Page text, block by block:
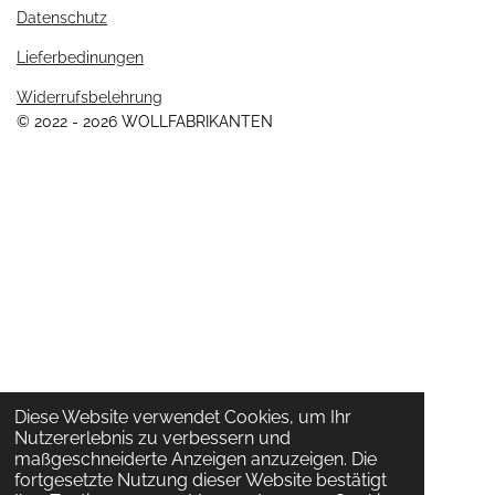
Diese Website verwendet Cookies, um Ihr
Nutzererlebnis zu verbessern und
maßgeschneiderte Anzeigen anzuzeigen. Die
fortgesetzte Nutzung dieser Website bestätigt
Datenschutz
Lieferbedinungen
Widerrufsbelehrung
© 2022 - 2026 WOLLFABRIKANTEN